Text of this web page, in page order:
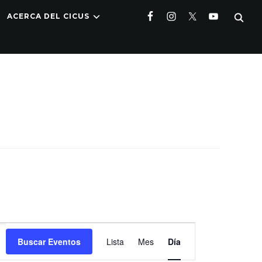
ACERCA DEL CICUS
Buscar Eventos
de
Lista Mes Día